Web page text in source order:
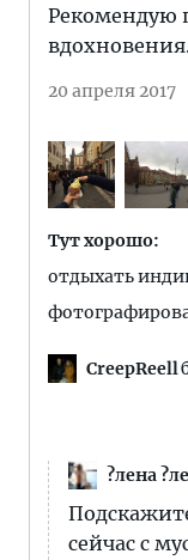
Рекомендую
20 апреля 2017
Тут хорошо:
отдыхать
CreepReell
?лена
сейчас с